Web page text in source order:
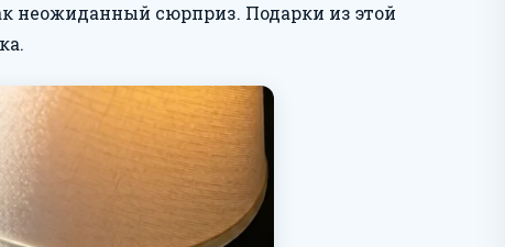
неожиданный сюрприз. Подарки из этой